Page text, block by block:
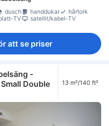
dusch handdukar
hårtork
TV
satellit/kabel-TV
att se priser
-
Double
13 m²/140 ft²